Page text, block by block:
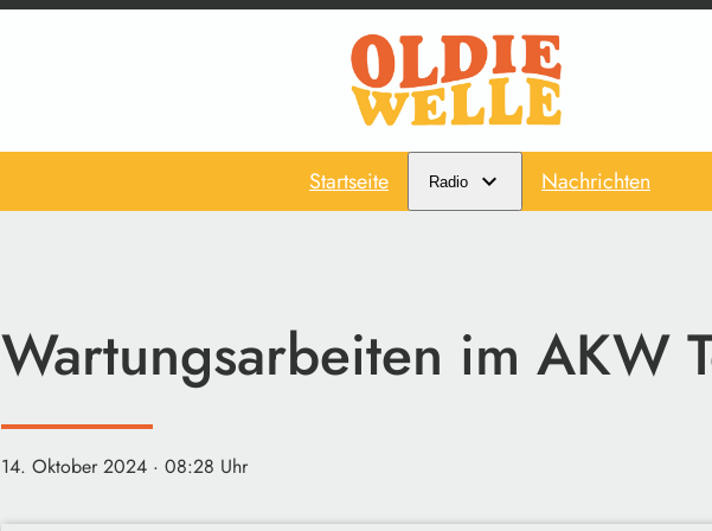
Startseite Radio Nachrichten
Wartungsarbeiten im AKW
14. Oktober 2024 · 08:28 Uhr